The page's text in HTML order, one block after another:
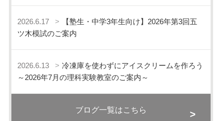
2026.6.17
【塾生・中学3年生向け】2026年第3回五
ツ木模試のご案内
2026.6.13
冷凍庫を使わずにアイスクリームを作ろう
～2026年7月の理科実験教室のご案内～
ブログ一覧はこちら